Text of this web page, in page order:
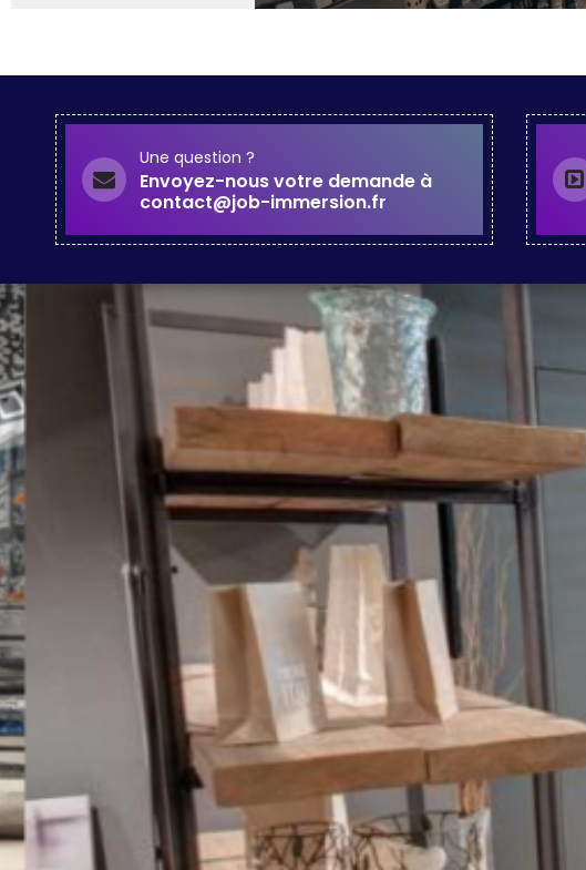
Une question ?
Envoyez-nous votre demande à
contact@job-immersion.fr